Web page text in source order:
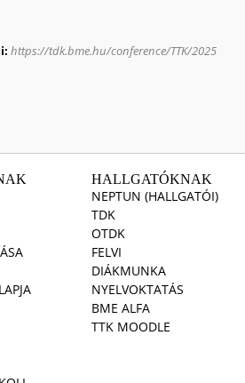
https://tdk.bme.hu/conference/TTK/2025
HALLGATÓKNAK
NEPTUN (HALLGATÓI)
TDK
OTDK
FELVI
DIÁKMUNKA
NYELVOKTATÁS
BME ALFA
TTK MOODLE